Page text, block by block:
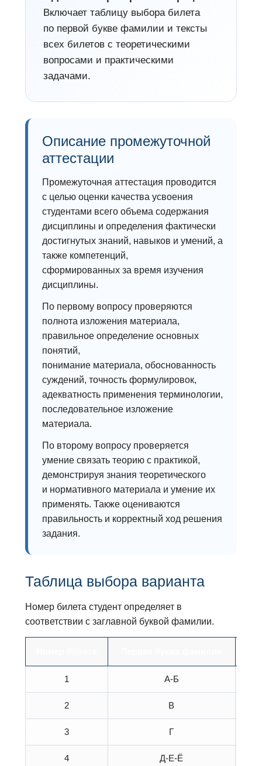
Включает таблицу выбора билета
по первой букве фамилии и тексты
всех билетов с теоретическими
вопросами и практическими
задачами.
Описание промежуточной
аттестации
Промежуточная аттестация проводится
с целью оценки качества усвоения
студентами всего объема содержания
дисциплины и определения фактически
достигнутых знаний, навыков и умений, а
также компетенций,
сформированных за время изучения
дисциплины.
По первому вопросу проверяются
полнота изложения материала,
правильное определение основных
понятий,
понимание материала, обоснованность
суждений, точность формулировок,
адекватность применения терминологии,
последовательное изложение
материала.
По второму вопросу проверяется
умение связать теорию с практикой,
демонстрируя знания теоретического
и нормативного материала и умение их
применять. Также оцениваются
правильность и корректный ход решения
задания.
Таблица выбора варианта
Номер билета студент определяет в
соответствии с заглавной буквой фамилии.
1 А-Б
2 В
3 Г
4 Д-Е-Ё